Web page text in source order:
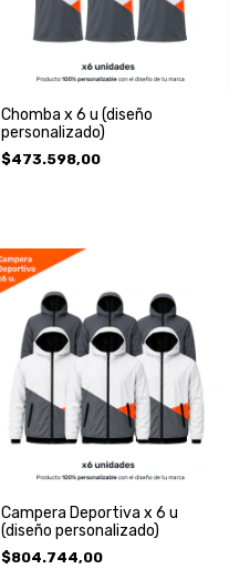
Chomba x 6 u (diseño
personalizado)
$473.598,00
Campera Deportiva x 6 u
(diseño personalizado)
$804.744,00